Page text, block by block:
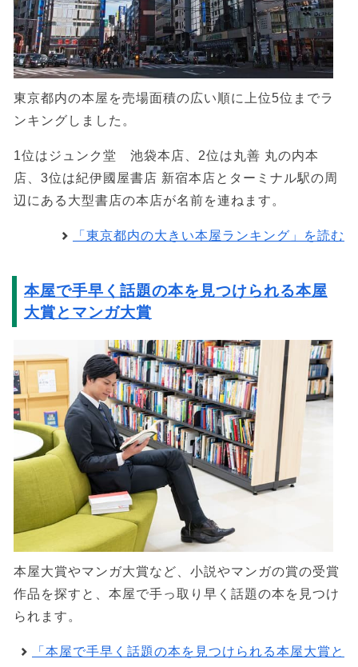
東京都内の本屋を売場面積の広い順に上位5位までラ
ンキングしました。
1位はジュンク堂 池袋本店、2位は丸善 丸の内本
店、3位は紀伊國屋書店 新宿本店とターミナル駅の周
辺にある大型書店の本店が名前を連ねます。
「東京都内の大きい本屋ランキング」を読む
本屋で手早く話題の本を見つけられる本屋
大賞とマンガ大賞
本屋大賞やマンガ大賞など、小説やマンガの賞の受賞
作品を探すと、本屋で手っ取り早く話題の本を見つけ
られます。
「本屋で手早く話題の本を見つけられる本屋大賞と